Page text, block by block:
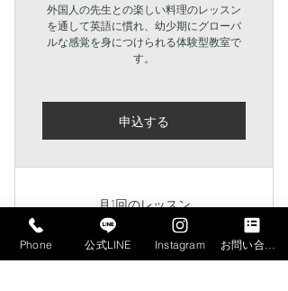
外国人の先生との楽しい料理のレッスン
を通して英語に慣れ、幼少期にグローバ
ルな感覚を身につけられる体験型教室で
す。
申込する
月1回のレッスン
英単語カード付き
Phone 公式LINE Instagram お問い合わせフォーム